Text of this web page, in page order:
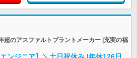
超のアスファルトプラントメーカー |充実の福